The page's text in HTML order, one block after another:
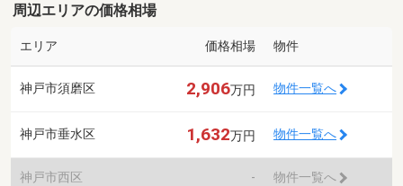
周辺エリアの価格相場
エリア 価格相場 物件
神戸市須磨区 2,906万円 物件一覧へ
神戸市垂水区 1,632万円 物件一覧へ
神戸市西区 - 物件一覧へ